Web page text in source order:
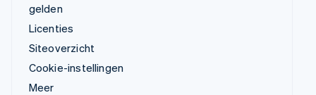
gelden
Licenties
Siteoverzicht
Cookie-instellingen
Meer